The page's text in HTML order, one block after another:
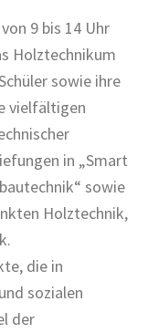
9 bis 14 Uhr
Holztechnikum
sowie ihre
vielfältigen
in „Smart
sowie
Holztechnik,
die in
sozialen
der